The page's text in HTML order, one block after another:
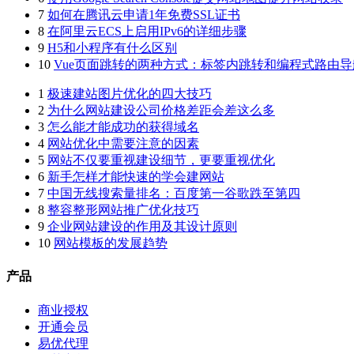
7 如何在腾讯云申请1年免费SSL证书
8 在阿里云ECS上启用IPv6的详细步骤
9 H5和小程序有什么区别
10 Vue页面跳转的两种方式：标签内跳转和编程式路由
1 极速建站图片优化的四大技巧
2 为什么网站建设公司价格差距会差这么多
3 怎么能才能成功的获得域名
4 网站优化中需要注意的因素
5 网站不仅要重视建设细节，更要重视优化
6 新手怎样才能快速的学会建网站
7 中国无线搜索量排名：百度第一谷歌跌至第四
8 整容整形网站推广优化技巧
9 企业网站建设的作用及其设计原则
10 网站模板的发展趋势
产品
商业授权
开通会员
易优代理